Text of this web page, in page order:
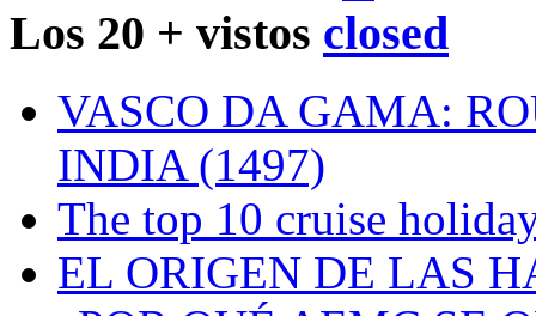
Los 20 + vistos
VASCO DA GAMA:
INDIA (1497)
The top 10 cruise
EL ORIGEN DE LAS